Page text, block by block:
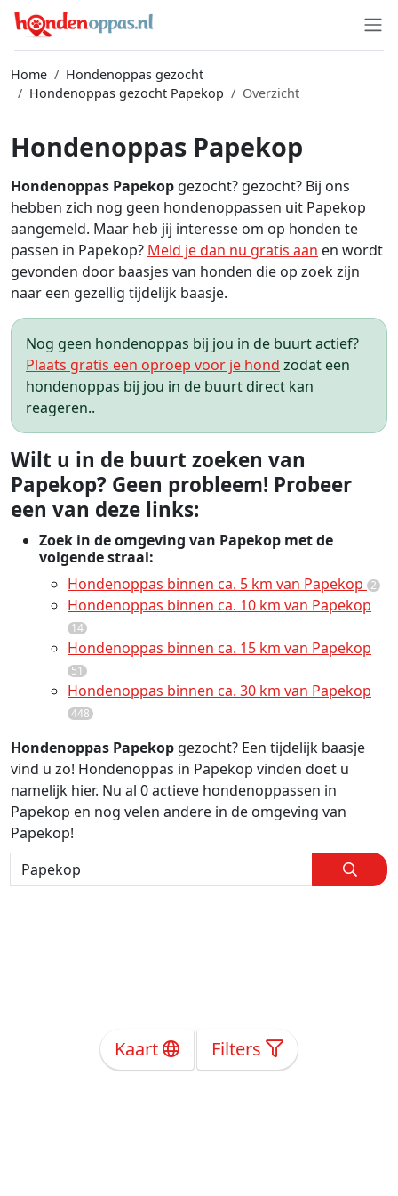
Home
Hondenoppas gezocht
Hondenoppas gezocht Papekop
Overzicht
Hondenoppas Papekop
Hondenoppas Papekop gezocht? gezocht? Bij ons
hebben zich nog geen hondenoppassen uit Papekop
aangemeld. Maar heb jij interesse om op honden te
passen in Papekop? Meld je dan nu gratis aan en wordt
gevonden door baasjes van honden die op zoek zijn
naar een gezellig tijdelijk baasje.
Nog geen hondenoppas bij jou in de buurt actief?
Plaats gratis een oproep voor je hond zodat een
hondenoppas bij jou in de buurt direct kan
reageren..
Wilt u in de buurt zoeken van
Papekop? Geen probleem! Probeer
een van deze links:
Zoek in de omgeving van Papekop met de
volgende straal:
Hondenoppas binnen ca. 5 km van Papekop 2
Hondenoppas binnen ca. 10 km van Papekop
14
Hondenoppas binnen ca. 15 km van Papekop
51
Hondenoppas binnen ca. 30 km van Papekop
448
Hondenoppas Papekop gezocht? Een tijdelijk baasje
vind u zo! Hondenoppas in Papekop vinden doet u
namelijk hier. Nu al 0 actieve hondenoppassen in
Papekop en nog velen andere in de omgeving van
Papekop!
Kaart Filters